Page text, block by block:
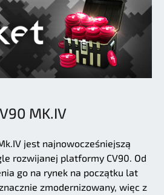
MK.IV
jest najnowocześniejszą
rozwijanej platformy CV90. Od
go na rynek na początku lat
zmodernizowany, więc z